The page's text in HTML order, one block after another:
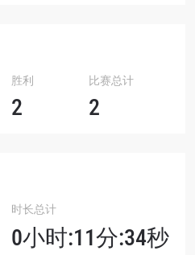
胜利
2
比赛总计
2
时长总计
0小时:11分:34秒